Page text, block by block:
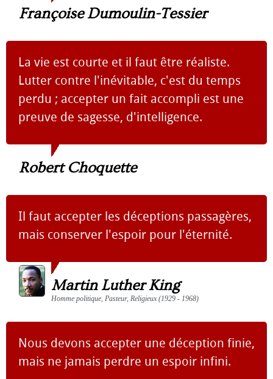
Françoise Dumoulin-Tessier
La vie est courte et il faut être réaliste.
Lutter contre l'inévitable, c'est du temps
perdu ; accepter un fait accompli est une
preuve de sagesse, d'intelligence.
Robert Choquette
Il faut accepter les déceptions passagères,
mais conserver l'espoir pour l'éternité.
Martin Luther King
Homme politique, Pasteur, Religieux (1929 - 1968)
Nous devons accepter une déception finie,
mais ne jamais perdre un espoir infini.